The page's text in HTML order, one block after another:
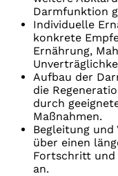
Darmfunktion
Individuelle
konkrete
Ernährung,
Aufbau der
die
durch
Maßnahmen.
Begleitung
über einen
Fortschritt und
an.